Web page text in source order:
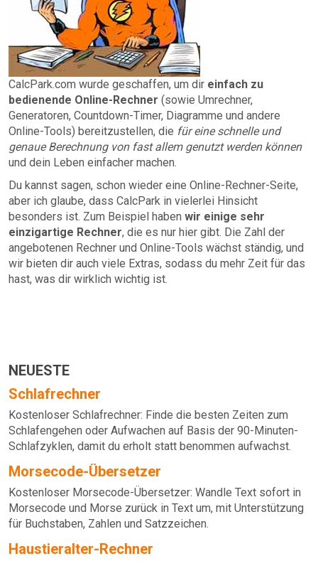
CalcPark.com wurde geschaffen, um dir einfach zu
bedienende Online-Rechner (sowie Umrechner,
Generatoren, Countdown-Timer, Diagramme und andere
Online-Tools) bereitzustellen, die für eine schnelle und
genaue Berechnung von fast allem genutzt werden können
und dein Leben einfacher machen.
Du kannst sagen, schon wieder eine Online-Rechner-Seite,
aber ich glaube, dass CalcPark in vielerlei Hinsicht
besonders ist. Zum Beispiel haben wir einige sehr
einzigartige Rechner, die es nur hier gibt. Die Zahl der
angebotenen Rechner und Online-Tools wächst ständig, und
wir bieten dir auch viele Extras, sodass du mehr Zeit für das
hast, was dir wirklich wichtig ist.
NEUESTE
Schlafrechner
Kostenloser Schlafrechner: Finde die besten Zeiten zum
Schlafengehen oder Aufwachen auf Basis der 90-Minuten-
Schlafzyklen, damit du erholt statt benommen aufwachst.
Morsecode-Übersetzer
Kostenloser Morsecode-Übersetzer: Wandle Text sofort in
Morsecode und Morse zurück in Text um, mit Unterstützung
für Buchstaben, Zahlen und Satzzeichen.
Haustieralter-Rechner